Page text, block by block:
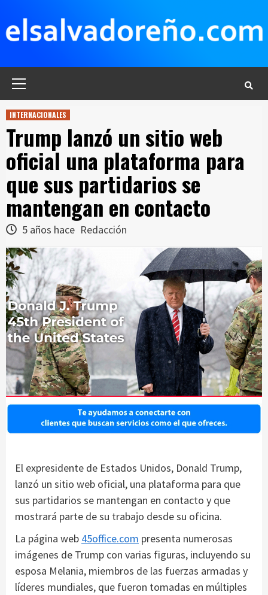
contenido
INTERNACIONALES
Trump lanzó un sitio web
oficial una plataforma para
que sus partidarios se
mantengan en contacto
5 años hace Redacción
El expresidente de Estados Unidos, Donald Trump,
lanzó un sitio web oficial, una plataforma para que
sus partidarios se mantengan en contacto y que
mostrará parte de su trabajo desde su oficina.
La página web 45office.com presenta numerosas
imágenes de Trump con varias figuras, incluyendo su
esposa Melania, miembros de las fuerzas armadas y
líderes mundiales, que fueron tomadas en múltiples